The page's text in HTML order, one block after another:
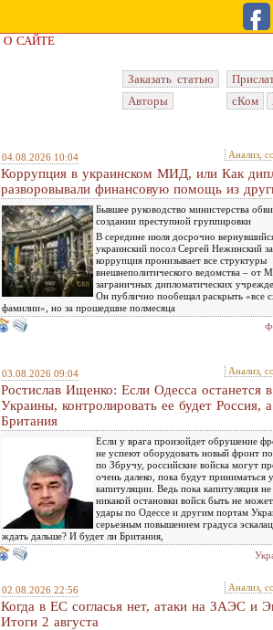
О САЙТЕ
Заказать статью
Авторы
сКом
04.08.2026 10:04 Анализ,
Коррупция в украинском МИД, или Как
разворовывали финансовую помощь из
Бывшее руководство министерства
создании преступной группировки
В середине июля досрочно
украинский посол Сергей Нежинский
коррупция пронизывает все структуры
внешнеполитического ведомства – от
заграничных дипломатических
Он публично пообещал раскрыть «все
фамилии», но за прошедшие полмесяца
03.08.2026 09:04 Анализ,
Ростислав Ищенко: Если Одесса останется в
Украины, контролировать ее будет Россия,
Британия
Если у врага произойдет обрушение
не успеют оборудовать новый фронт
по Збручу, российские войска могут
очень далеко, пока будут приниматься
капитуляции. Ведь пока капитуляция
никакой остановки войск быть не
удары по Одессе и другим портам
серьезным повышением градуса
ждать дальше? И будет ли Британия,
02.08.2026 22:56 Анализ,
Когда в ЕС согласья нет, атаки на ЗАЭС и
Итоги 2 августа